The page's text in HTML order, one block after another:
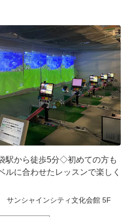
駅から徒歩5分◇初めての方も
ルに合わせたレッスンで楽しく
サンシャインシティ文化会館 5F